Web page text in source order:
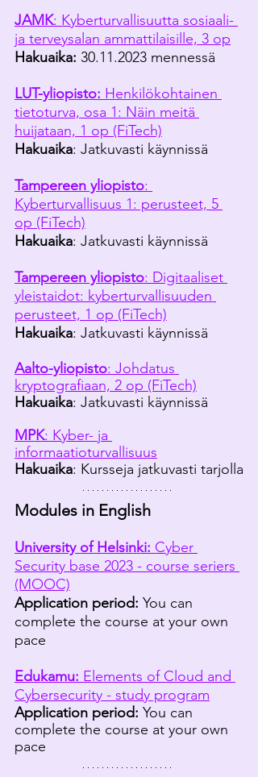
JAMK: Kyberturvallisuutta sosiaali-
ja terveysalan ammattilaisille, 3 op
Hakuaika: 30.11.2023 mennessä
LUT-yliopisto: Henkilökohtainen
tietoturva, osa 1: Näin meitä
huijataan, 1 op (FiTech)
Hakuaika: Jatkuvasti käynnissä
Tampereen yliopisto:
Kyberturvallisuus 1: perusteet, 5
op (FiTech)
Hakuaika: Jatkuvasti käynnissä
Tampereen yliopisto: Digitaaliset
yleistaidot: kyberturvallisuuden
perusteet, 1 op (FiTech)
Hakuaika: Jatkuvasti käynnissä
Aalto-yliopisto: Johdatus
kryptografiaan, 2 op (FiTech)
Hakuaika: Jatkuvasti käynnissä
MPK: Kyber- ja
informaatioturvallisuus
Hakuaika: Kursseja jatkuvasti tarjolla
Modules in English
University of Helsinki: Cyber
Security base 2023 - course seriers
(MOOC)
Application period: You can
complete the course at your own
pace
Edukamu: Elements of Cloud and
Cybersecurity - study program
Application period: You can
complete the course at your own
pace